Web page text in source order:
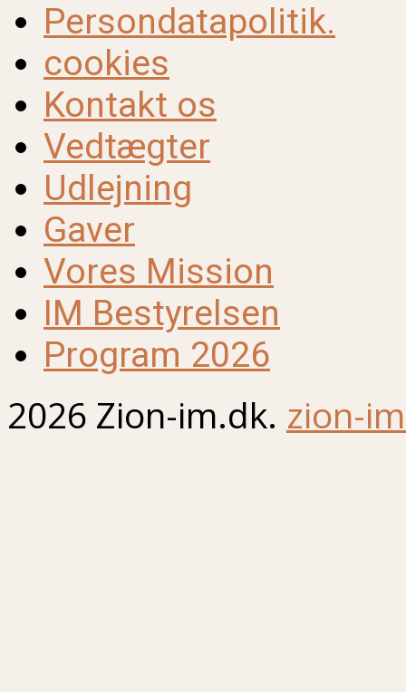
Persondatapolitik.
cookies
Kontakt os
Vedtægter
Udlejning
Gaver
Vores Mission
IM Bestyrelsen
Program 2026
2026 Zion-im.dk. zion-